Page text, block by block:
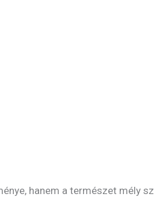
hanem a természet mély